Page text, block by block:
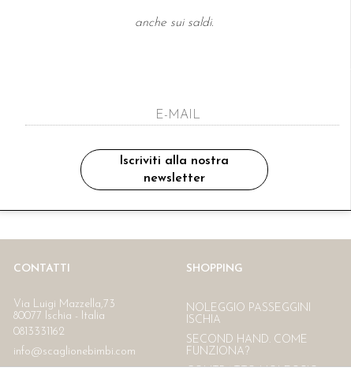
ho letto ed accettato le condizioni sulla
Ritiro in negozio
Consegna gratuita in Italia
CONTATTI
Via Luigi Mazzella,73
80077 Ischia - Italia
0813331162
info@scaglionebimbi.com
SHOPPING
NOLEGGIO PASSEGGINI
ISCHIA
SECOND HAND. COME
FUNZIONA?
anche sui saldi.
Iscriviti alla nostra
newsletter